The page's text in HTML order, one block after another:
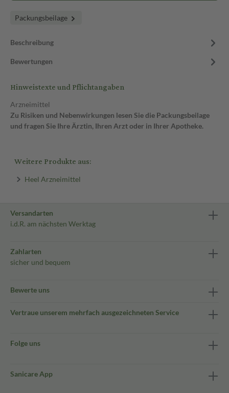
Packungsbeilage
Beschreibung
Bewertungen
Hinweistexte und Pflichtangaben
Arzneimittel
Zu Risiken und Nebenwirkungen lesen Sie die Packungsbeilage
und fragen Sie Ihre Ärztin, Ihren Arzt oder in Ihrer Apotheke.
Weitere Produkte aus:
Heel Arzneimittel
Versandarten
i.d.R. am nächsten Werktag
Zahlarten
sicher und bequem
Bewerte uns
Vertraue unserem mehrfach ausgezeichneten Service
Folge uns
Sanicare App